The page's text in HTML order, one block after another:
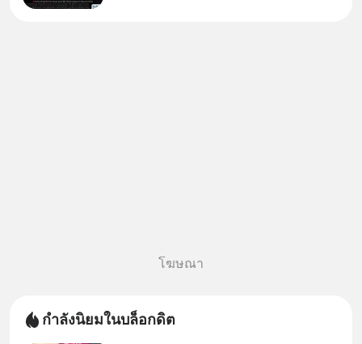
โฆษณา
กำลังนิยมในบล็อกดิต